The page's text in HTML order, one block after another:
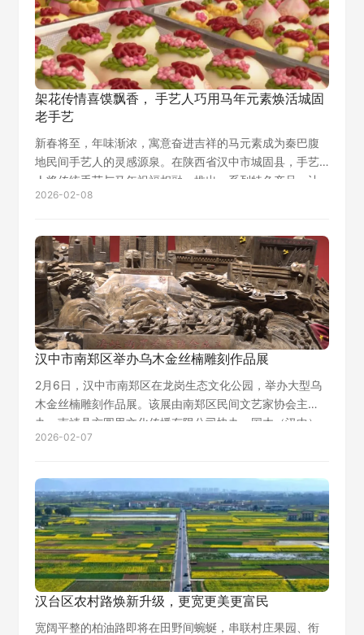
架花传情喜馍飘香， 手艺人巧用马年元素焕活城固
老手艺
新春将至，年味渐浓，寓意奋进吉祥的马元素成为秦巴腹
地民间手艺人的灵感源泉。在陕西省汉中市城固县，手艺
人将传统手艺与马年祝福相融，推出一系列特色产品，让
老手艺在新春焕发别样生机。 城固架花传承基地内，绣娘
2026-02-08
汉中市南郑区举办乌木金丝楠雕刻作品展
2月6日，汉中市南郑区在龙岗生态文化公园，举办大型乌
木金丝楠雕刻作品展。该展由南郑区民间文艺家协会主
办，南靖县方圆里文化传播有限公司协办，国木（汉中）
文化传播有限公司承办，展出作品由东阳木雕国家级非遗
2026-02-07
汉台区农村路焕新升级，更宽更美更富民
宽阔平整的柏油路即将在田野间蜿蜒，串联村庄果园、衔